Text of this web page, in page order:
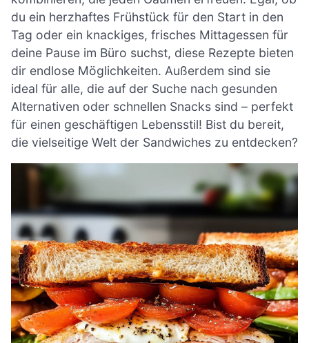
du ein herzhaftes Frühstück für den Start in den
Tag oder ein knackiges, frisches Mittagessen für
deine Pause im Büro suchst, diese Rezepte bieten
dir endlose Möglichkeiten. Außerdem sind sie
ideal für alle, die auf der Suche nach gesunden
Alternativen oder schnellen Snacks sind – perfekt
für einen geschäftigen Lebensstil! Bist du bereit,
die vielseitige Welt der Sandwiches zu entdecken?